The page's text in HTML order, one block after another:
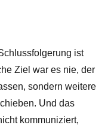
ist
Ziel war es nie, der
sondern weitere
Und das
kommuniziert,